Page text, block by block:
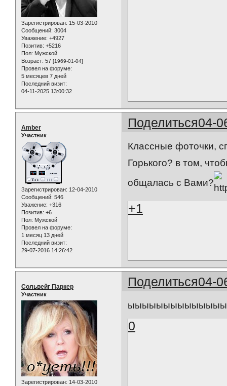
Зарегистрирован: 15-03-2010
Сообщений: 3004
Уважение: +4927
Позитив: +5216
Пол: Мужской
Возраст: 57 [1969-01-04]
Провел на форуме:
5 месяцев 7 дней
Последний визит:
04-11-2025 13:00:32
Поделиться04-
Amber
Участник
Зарегистрирован: 12-04-2010
Сообщений: 546
Уважение: +316
Позитив: +6
Пол: Мужской
Провел на форуме:
1 месяц 13 дней
Последний визит:
29-07-2016 14:26:42
Классные фоточки,
Горького? в том,
общалась с Вами?
+1
Поделиться04-
Сольвейг Паркер
Участник
Зарегистрирован: 14-03-2010
0